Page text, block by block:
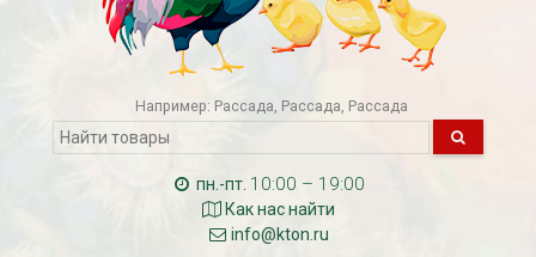
Например: Рассада Рассада Рассада
пн.-пт. 10:00 – 19:00
Как нас найти
info@kton.ru